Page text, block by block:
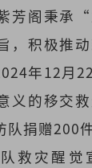
芳阁秉承
积极推动
年12月
义的移交
队捐赠200
救灾醒觉